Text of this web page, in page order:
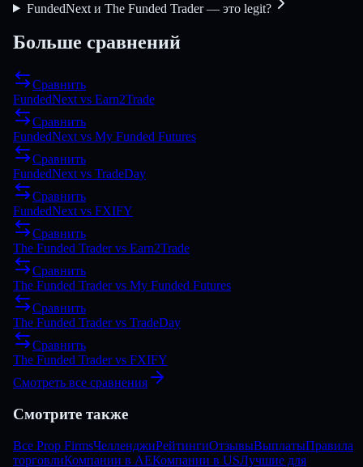
FundedNext и The Funded Trader — это legit?
Больше сравнений
Сравнить
FundedNext vs Earn2Trade
Сравнить
FundedNext vs My Funded Futures
Сравнить
FundedNext vs TradeDay
Сравнить
FundedNext vs FXIFY
Сравнить
The Funded Tradervs Earn2Trade
Сравнить
The Funded Tradervs My Funded Futures
Сравнить
The Funded Tradervs TradeDay
Сравнить
The Funded Tradervs FXIFY
Смотреть все сравнения
Смотрите также
Все Prop FirmsЧелленджиРейтингиОтзывыВыплатыПравила
торговлиКомпании в AEКомпании в USЛучшие для